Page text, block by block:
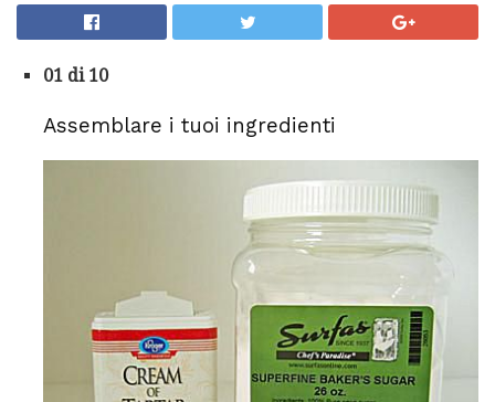
01 di 10
Assemblare i tuoi ingredienti